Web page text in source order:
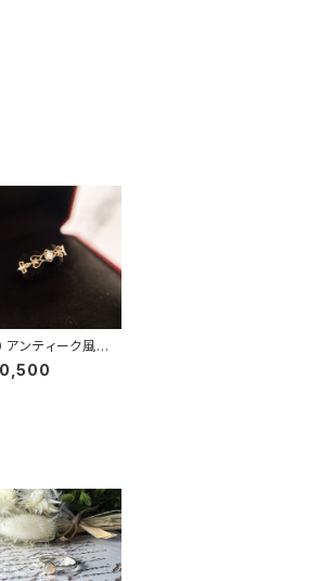
アンティーク風ダ
モンドリング RG2